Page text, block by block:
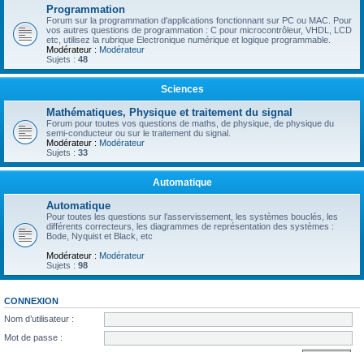
Programmation
Forum sur la programmation d'applications fonctionnant sur PC ou MAC. Pour
vos autres questions de programmation : C pour microcontrôleur, VHDL, LCD
etc, utilisez la rubrique Electronique numérique et logique programmable.
Modérateur : Modérateur
Sujets : 48
Sciences
Mathématiques, Physique et traitement du signal
Forum pour toutes vos questions de maths, de physique, de physique du
semi-conducteur ou sur le traitement du signal.
Modérateur : Modérateur
Sujets : 33
Automatique
Automatique
Pour toutes les questions sur l’asservissement, les systèmes bouclés, les
différents correcteurs, les diagrammes de représentation des systèmes :
Bode, Nyquist et Black, etc
Modérateur : Modérateur
Sujets : 98
CONNEXION
Nom d’utilisateur :
Mot de passe :